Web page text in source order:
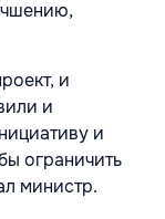
и
и
и
ограничить
министр.